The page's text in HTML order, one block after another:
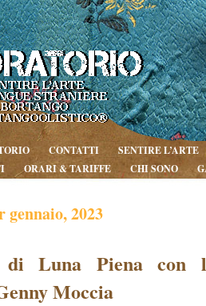
CONTATTI
SENTIRE L’ARTE
ORARI & TARIFFE CHI SONO
2023
di Luna Piena con
Moccia